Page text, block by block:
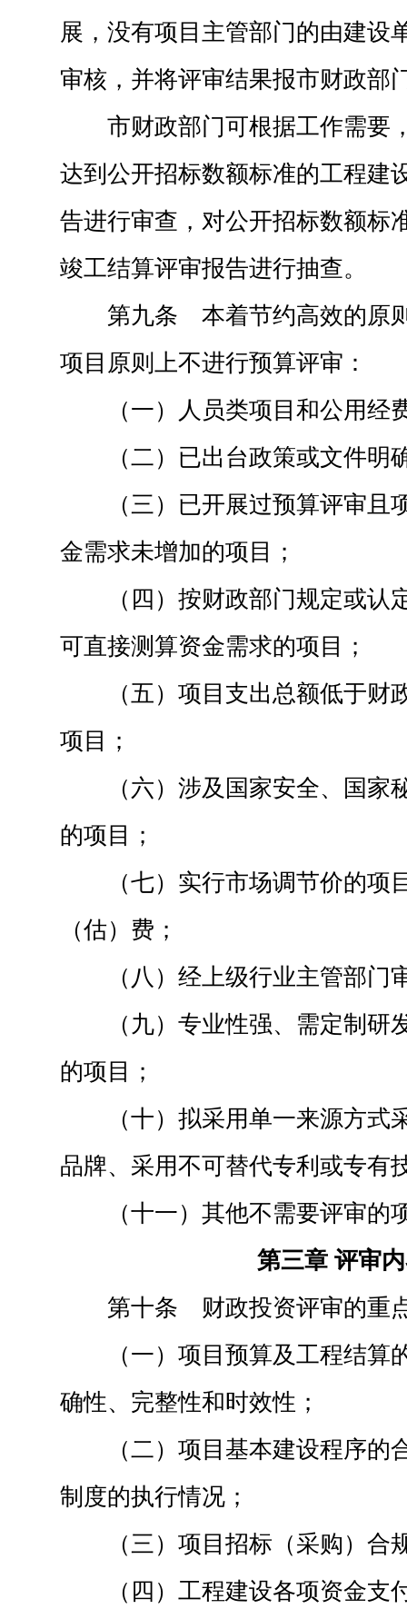
展，没有项目主管部门的由建设
审核，并将评审结果报市财政部
市财政部门可根据工作需要
达到公开招标数额标准的工程建
告进行审查，对公开招标数额标
竣工结算评审报告进行抽查。
第九条 本着节约高效的原
项目原则上不进行预算评审：
（一）人员类项目和公用经
（二）已出台政策或文件明
（三）已开展过预算评审
金需求未增加的项目；
（四）按财政部门规定或
可直接测算资金需求的项目；
（五）项目支出总额低于
项目；
（六）涉及国家安全、国
的项目；
（七）实行市场调节价的项
（估）费；
（八）经上级行业主管部
（九）专业性强、需定制
的项目；
（十）拟采用单一来源方
品牌、采用不可替代专利或专有
（十一）其他不需要评审的
第三章 评审
第十条 财政投资评审的重
（一）项目预算及工程结
确性、完整性和时效性；
（二）项目基本建设程序
制度的执行情况；
（三）项目招标（采购）合
（四）工程建设各项资金